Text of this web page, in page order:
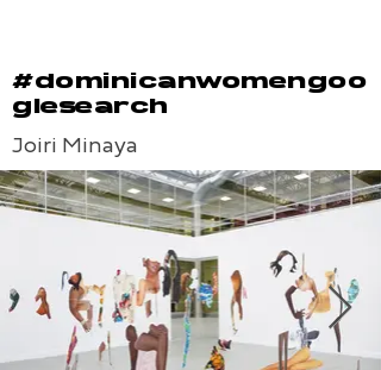
#dominicanwomengoo
glesearch
Joiri Minaya